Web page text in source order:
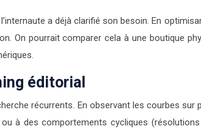
a déjà clarifié son besoin. En
On pourrait comparer cela à une boutique
éditorial
récurrents. En observant les courbes sur
à des comportements cycliques (résolutions